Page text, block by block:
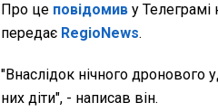
Про це повідомив у
передає RegioNews.
"Внаслідок нічного дронового
них діти", - написав він.